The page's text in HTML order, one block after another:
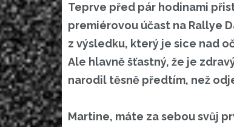
Teprve před pár hodinami
premiérovou účast na Rallye
z výsledku, který je sice nad
Ale hlavně šťastný, že je
narodil těsně předtím, než
Martine, máte za sebou svůj